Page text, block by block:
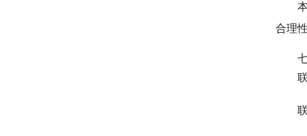
合理